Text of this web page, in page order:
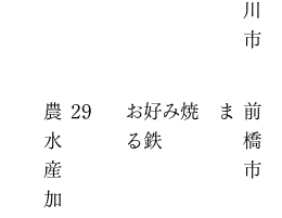
川
市
農
水
産
加
29
お好み焼 ま
る鉄
前
橋
市